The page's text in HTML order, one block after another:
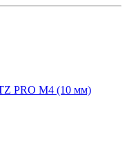
PRO M4 (10 мм)